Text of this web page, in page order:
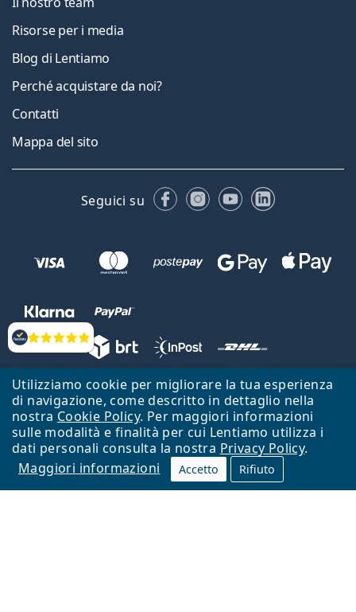
Utilizziamo cookie per migliorare la tua esperienza
di navigazione, come descritto in dettaglio nella
nostra Cookie Policy. Per maggiori informazioni
sulle modalità e finalità per cui Lentiamo utilizza i
dati personali consulta la nostra Privacy Policy.
Maggiori informazioni
Accetto Rifiuto
Valutazione
Risorse per i media
Blog di Lentiamo
Perché acquistare da noi?
Contatti
Mappa del sito
Seguici su FacebookInstagram
YouTubeLinkedIn
Lentiamo s.r.o., Vídeňská 12, 37833 Nová Bystřice, Repubblica Ceca.
Partita IVA: CZ26104784
Torna alla Home Page
Vai all'inizio
Il sito Lentiamo.it è proprietà di Lentiamo s.r.o., che ne detiene la
Online - per te - da 18 anni!